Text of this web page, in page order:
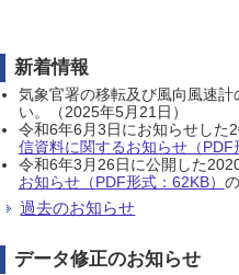
新着情報
気象官署の移転及び風向風速
い。（2025年5月21日）
令和6年6月3日にお知らせした
信資料に関するお知らせ（PDF
令和6年3月26日に公開した
お知らせ（PDF形式：62KB）
過去のお知らせ
データ修正のお知らせ